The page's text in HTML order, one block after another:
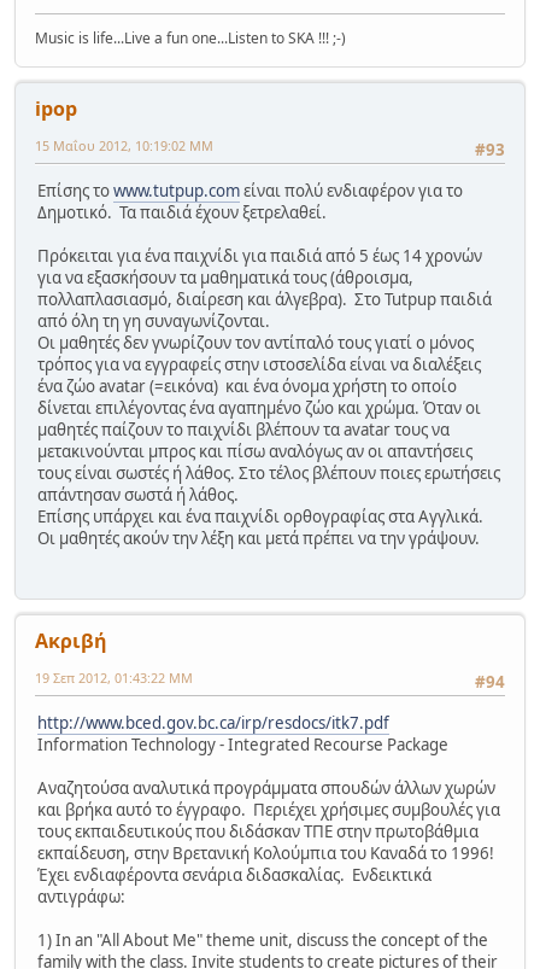
Music is life...Live a fun one...Listen to SKA !!! ;-)
ipop
#93
15 Μαΐου 2012, 10:19:02 ΜΜ
Επίσης τοwww.tutpup.comείναι πολύ ενδιαφέρον για το
Δημοτικό. Τα παιδιά έχουν ξετρελαθεί.
Πρόκειται για ένα παιχνίδι για παιδιά από 5 έως 14 χρονών
για να εξασκήσουν τα μαθηματικά τους (άθροισμα,
πολλαπλασιασμό, διαίρεση και άλγεβρα). Στο Tutpup παιδιά
από όλη τη γη συναγωνίζονται.
Οι μαθητές δεν γνωρίζουν τον αντίπαλό τους γιατί ο μόνος
τρόπος για να εγγραφείς στην ιστοσελίδα είναι να διαλέξεις
ένα ζώο avatar (=εικόνα) και ένα όνομα χρήστη το οποίο
δίνεται επιλέγοντας ένα αγαπημένο ζώο και χρώμα. Όταν οι
μαθητές παίζουν το παιχνίδι βλέπουν τα avatar τους να
μετακινούνται μπρος και πίσω αναλόγως αν οι απαντήσεις
τους είναι σωστές ή λάθος. Στο τέλος βλέπουν ποιες ερωτήσεις
απάντησαν σωστά ή λάθος.
Επίσης υπάρχει και ένα παιχνίδι ορθογραφίας στα Αγγλικά.
Οι μαθητές ακούν την λέξη και μετά πρέπει να την γράψουν.
Ακριβή
#94
19 Σεπ 2012, 01:43:22 ΜΜ
http://www.bced.gov.bc.ca/irp/resdocs/itk7.pdf
Information Technology - Integrated Recourse Package
Αναζητούσα αναλυτικά προγράμματα σπουδών άλλων χωρών
και βρήκα αυτό το έγγραφο. Περιέχει χρήσιμες συμβουλές για
τους εκπαιδευτικούς που διδάσκαν ΤΠΕ στην πρωτοβάθμια
εκπαίδευση, στην Βρετανική Κολούμπια του Καναδά το 1996!
Έχει ενδιαφέροντα σενάρια διδασκαλίας. Ενδεικτικά
αντιγράφω:
1) In an "All About Me" theme unit, discuss the concept of the
family with the class. Invite students to create pictures of their